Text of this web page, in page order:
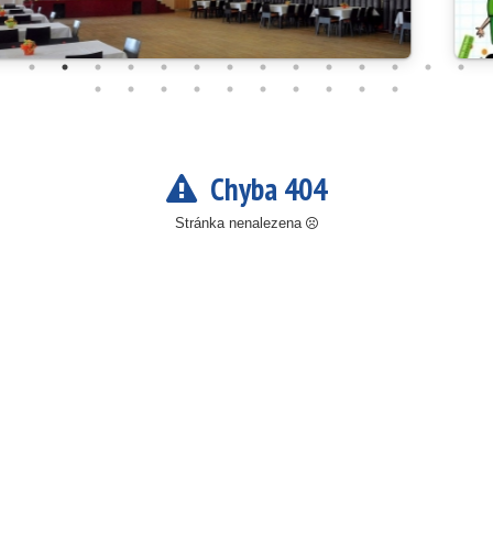
Chyba 404
Stránka nenalezena